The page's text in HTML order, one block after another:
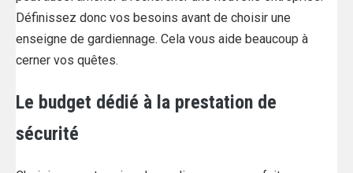
Définissez donc vos besoins avant de choisir une
enseigne de gardiennage. Cela vous aide beaucoup à
cerner vos quêtes.
Le budget dédié à la prestation de
sécurité